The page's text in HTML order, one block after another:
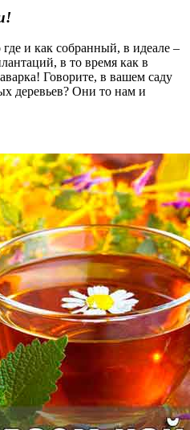
и как собранный, в идеале –
в то время как в
Говорите, в вашем саду
деревьев? Они то нам и